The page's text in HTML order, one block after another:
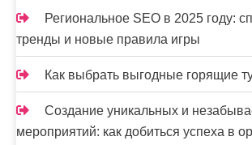
Региональное SEO в 2025 году:
тренды и новые правила игры
Как выбрать выгодные горящие
Создание уникальных и
мероприятий: как добиться успеха в